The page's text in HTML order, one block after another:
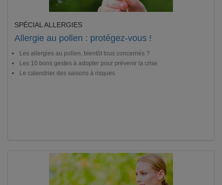
SPÉCIAL ALLERGIES
Allergie au pollen : protégez-vous !
Les allergies au pollen, bientôt tous concernés ?
Les 10 bons gestes à adopter pour prévenir la crise
Le calendrier des saisons à risques